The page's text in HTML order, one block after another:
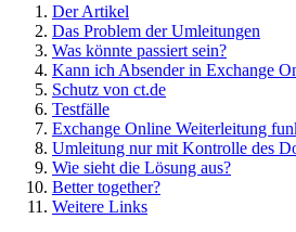
Der Artikel
Das Problem der Umleitungen
Was könnte passiert sein?
Kann ich Absender in Exchange
Schutz von ct.de
Testfälle
Exchange Online Weiterleitung
Umleitung nur mit Kontrolle des
Wie sieht die Lösung aus?
Better together?
Weitere Links